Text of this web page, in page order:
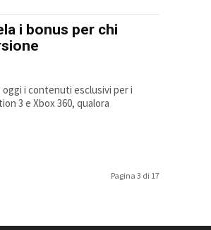
i bonus per chi
i contenuti esclusivi per i
3 e Xbox 360, qualora
Pagina 3 di 17